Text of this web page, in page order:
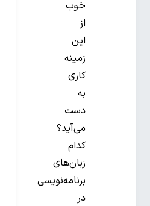
خوب
از
این
زمینه
کاری
به
دست
می‌آید؟
کدام
زبان‌های
برنامه‌نویسی
در